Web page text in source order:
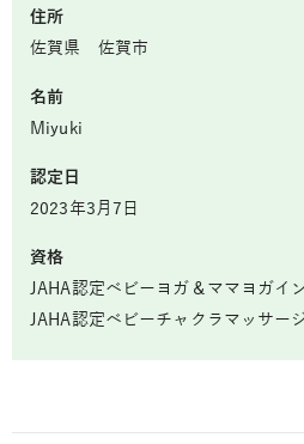
住所
佐賀県 佐賀市
名前
Miyuki
認定日
2023年3月7日
資格
JAHA認定ベビーヨガ＆ママヨガイ
JAHA認定ベビーチャクラマッサー